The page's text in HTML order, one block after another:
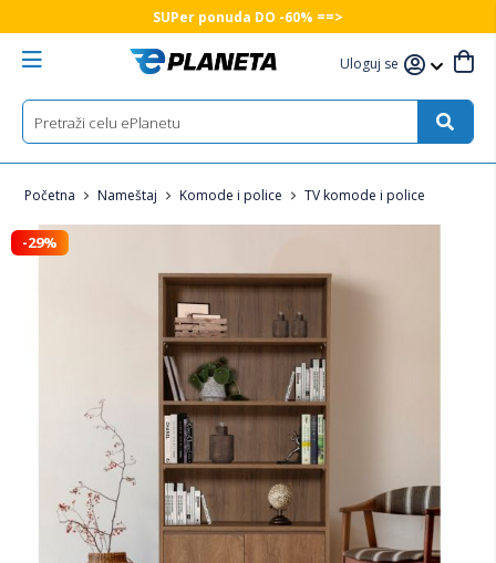
SUPer ponuda DO -60% ==>
Uloguj se
Početna Nameštaj Komode i police TV komode i police
-29%